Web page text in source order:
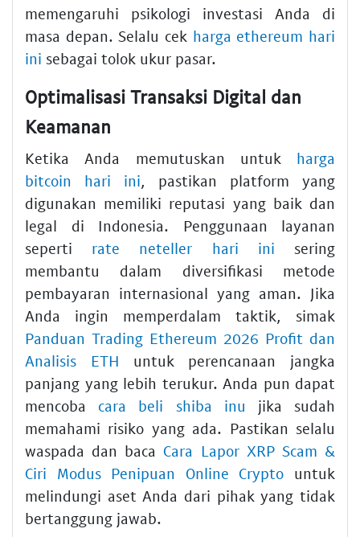
memengaruhi psikologi investasi Anda di
masa depan. Selalu cek harga ethereum hari
ini sebagai tolok ukur pasar.
Optimalisasi Transaksi Digital dan
Keamanan
Ketika Anda memutuskan untuk harga
bitcoin hari ini, pastikan platform yang
digunakan memiliki reputasi yang baik dan
legal di Indonesia. Penggunaan layanan
seperti rate neteller hari ini sering
membantu dalam diversifikasi metode
pembayaran internasional yang aman. Jika
Anda ingin memperdalam taktik, simak
Panduan Trading Ethereum 2026 Profit dan
Analisis ETH untuk perencanaan jangka
panjang yang lebih terukur. Anda pun dapat
mencoba cara beli shiba inu jika sudah
memahami risiko yang ada. Pastikan selalu
waspada dan baca Cara Lapor XRP Scam &
Ciri Modus Penipuan Online Crypto untuk
melindungi aset Anda dari pihak yang tidak
bertanggung jawab.